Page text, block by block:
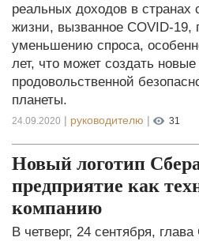
реальных доходов в странах
жизни, вызванное COVID-19,
уменьшению спроса,
лет, что может создать
продовольственной
планеты.
24.09.2020 | руководителю | 31
Новый логотип
предприятие как
компанию
В четверг, 24 сентября,